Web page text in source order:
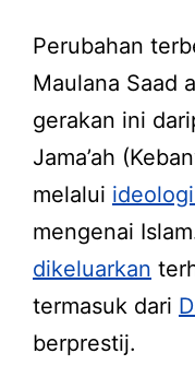
Perubahan
Maulana Saad
gerakan ini
Jama’ah
melalui
mengenai
dikeluarkan
termasuk dari
berprestij.